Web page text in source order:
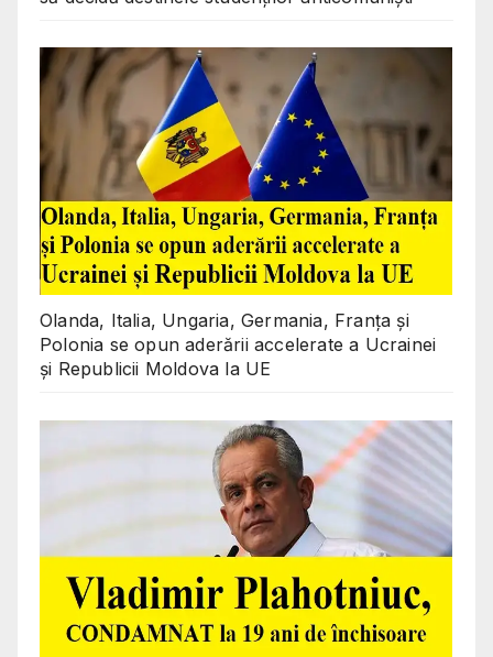
Olanda, Italia, Ungaria, Germania, Franța și
Polonia se opun aderării accelerate a Ucrainei
și Republicii Moldova la UE